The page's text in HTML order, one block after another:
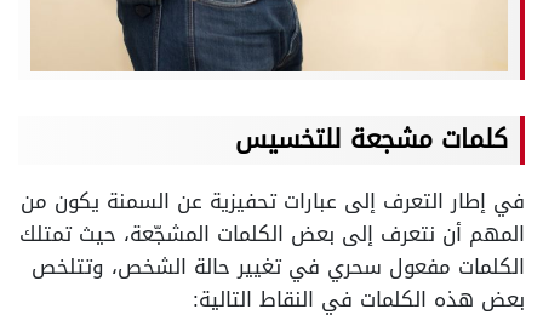
كلمات مشجعة للتخسيس
في إطار التعرف إلى عبارات تحفيزية عن السمنة يكون من
المهم أن نتعرف إلى بعض الكلمات المشجّعة، حيث تمتلك
الكلمات مفعول سحري في تغيير حالة الشخص، وتتلخص
بعض هذه الكلمات في النقاط التالية: